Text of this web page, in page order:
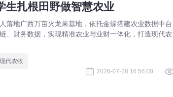
生扎根田野做智慧农业
落地广西万亩火龙果基地，依托金蝶搭建农业数据中
、财务数据，实现精准农业与业财一体化，打造现代
现代农牧
2026-07-28 16:56:00